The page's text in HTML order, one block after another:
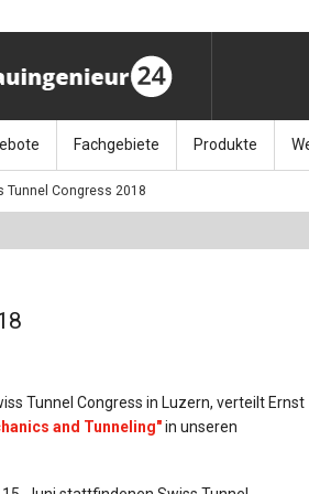
(10.–11.11.26)
Fachgebiete
Architektur
Bauausführung
Bauphysik
Produkte
Kalender /
Tunnel Congress 2018
Tunnel Congress in Luzern, verteilt Ernst
and Tunneling"in unseren